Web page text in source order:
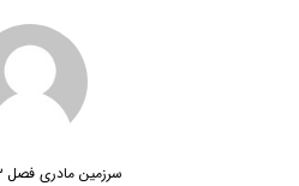
سرزمین مادری فصل ۳ قسمت ۲